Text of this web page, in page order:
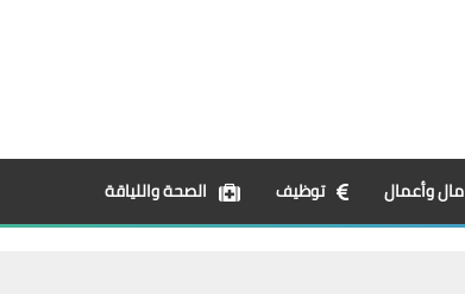
مال وأعمال توظيف الصحة واللياقة